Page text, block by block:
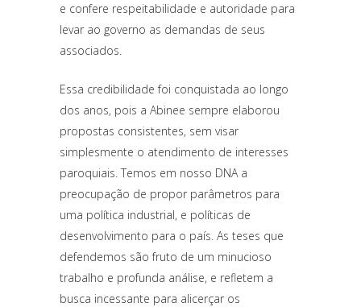
e confere respeitabilidade e autoridade para
levar ao governo as demandas de seus
associados.
Essa credibilidade foi conquistada ao longo
dos anos, pois a Abinee sempre elaborou
propostas consistentes, sem visar
simplesmente o atendimento de interesses
paroquiais. Temos em nosso DNA a
preocupação de propor parâmetros para
uma política industrial, e políticas de
desenvolvimento para o país. As teses que
defendemos são fruto de um minucioso
trabalho e profunda análise, e refletem a
busca incessante para alicerçar os